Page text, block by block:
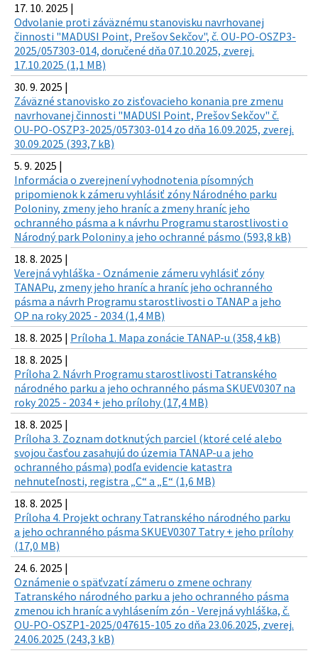
17. 10. 2025 |
Odvolanie proti záväznému stanovisku navrhovanej
činnosti "MADUSI Point, Prešov Sekčov", č. OU-PO-OSZP3-
2025/057303-014, doručené dňa 07.10.2025, zverej.
17.10.2025 (1,1 MB)
30. 9. 2025 |
Záväzné stanovisko zo zisťovacieho konania pre zmenu
navrhovanej činnosti "MADUSI Point, Prešov Sekčov" č.
OU-PO-OSZP3-2025/057303-014 zo dňa 16.09.2025, zverej.
30.09.2025 (393,7 kB)
5. 9. 2025 |
Informácia o zverejnení vyhodnotenia písomných
pripomienok k zámeru vyhlásiť zóny Národného parku
Poloniny, zmeny jeho hraníc a zmeny hraníc jeho
ochranného pásma a k návrhu Programu starostlivosti o
Národný park Poloniny a jeho ochranné pásmo (593,8 kB)
18. 8. 2025 |
Verejná vyhláška - Oznámenie zámeru vyhlásiť zóny
TANAPu, zmeny jeho hraníc a hraníc jeho ochranného
pásma a návrh Programu starostlivosti o TANAP a jeho
OP na roky 2025 - 2034 (1,4 MB)
18. 8. 2025 | Príloha 1. Mapa zonácie TANAP-u (358,4 kB)
18. 8. 2025 |
Príloha 2. Návrh Programu starostlivosti Tatranského
národného parku a jeho ochranného pásma SKUEV0307 na
roky 2025 - 2034 + jeho prílohy (17,4 MB)
18. 8. 2025 |
Príloha 3. Zoznam dotknutých parciel (ktoré celé alebo
svojou časťou zasahujú do územia TANAP-u a jeho
ochranného pásma) podľa evidencie katastra
nehnuteľnosti, registra „C“ a „E“ (1,6 MB)
18. 8. 2025 |
Príloha 4. Projekt ochrany Tatranského národného parku
a jeho ochranného pásma SKUEV0307 Tatry + jeho prílohy
(17,0 MB)
24. 6. 2025 |
Oznámenie o späťvzatí zámeru o zmene ochrany
Tatranského národného parku a jeho ochranného pásma
zmenou ich hraníc a vyhlásením zón - Verejná vyhláška, č.
OU-PO-OSZP1-2025/047615-105 zo dňa 23.06.2025, zverej.
24.06.2025 (243,3 kB)